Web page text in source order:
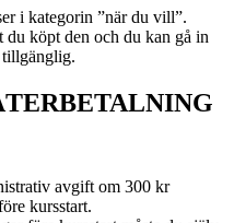
i kategorin ”när du vill”.
köpt den och du kan gå in
tillgänglig.
avgift om 300 kr
kursstart.